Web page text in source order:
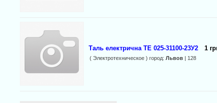
Таль електрична ТЕ 025-31100-23У2 1
( Электротехническое ) город: Львов| 128